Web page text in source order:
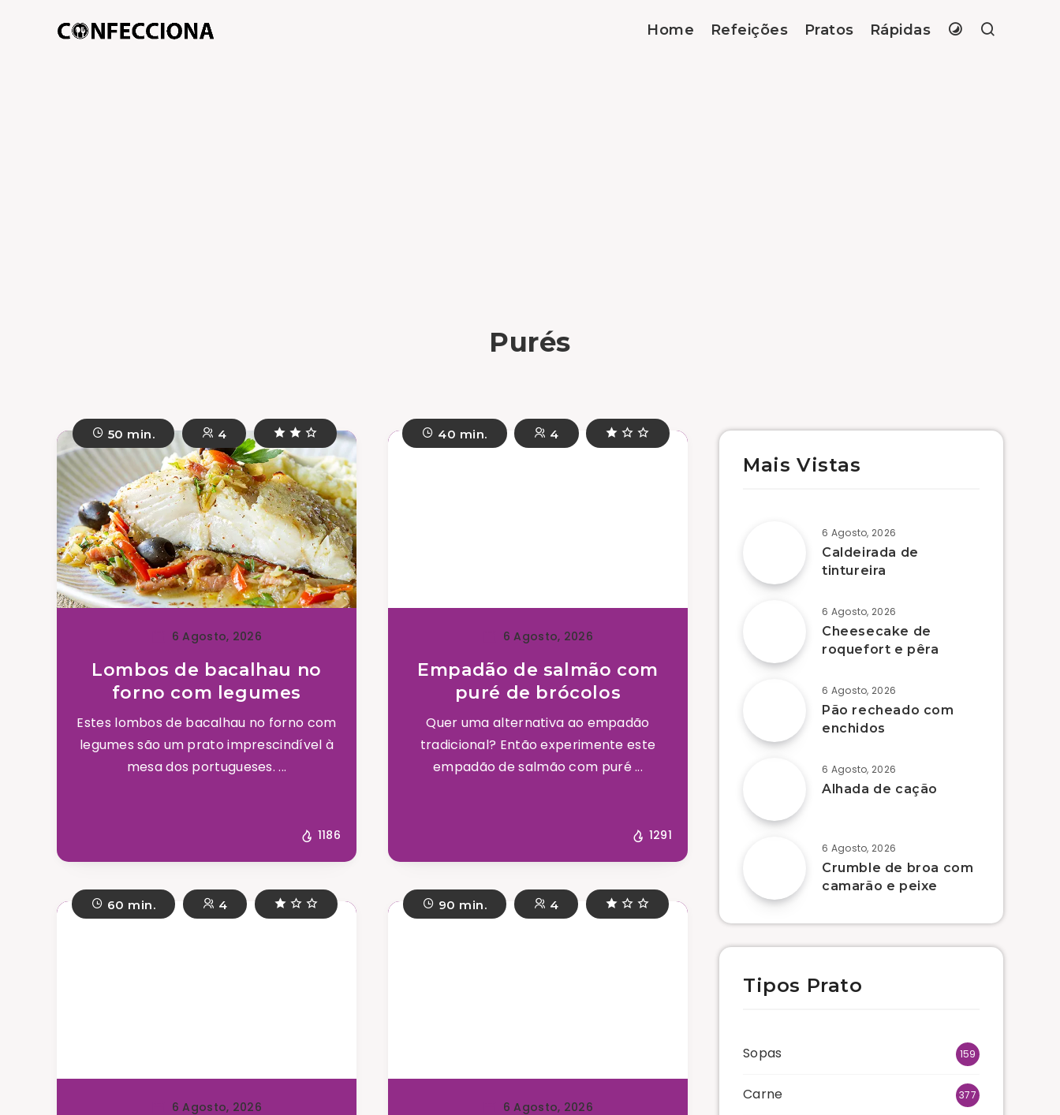
Home Refeições Pratos Rápidas
Purés
50 min. 4
6 Agosto, 2026
Lombos de bacalhau no
forno com legumes
Estes lombos de bacalhau no forno com
legumes são um prato imprescindível à
mesa dos portugueses. ...
1186
40 min. 4
6 Agosto, 2026
Empadão de salmão com
puré de brócolos
Quer uma alternativa ao empadão
tradicional? Então experimente este
empadão de salmão com puré ...
1291
60 min. 4
6 Agosto, 2026
90 min. 4
6 Agosto, 2026
Mais Vistas
6 Agosto, 2026
Caldeirada de
tintureira
6 Agosto, 2026
Cheesecake de
roquefort e pêra
6 Agosto, 2026
Pão recheado com
enchidos
6 Agosto, 2026
Alhada de cação
6 Agosto, 2026
Crumble de broa com
camarão e peixe
Tipos Prato
Sopas 159
Carne 377